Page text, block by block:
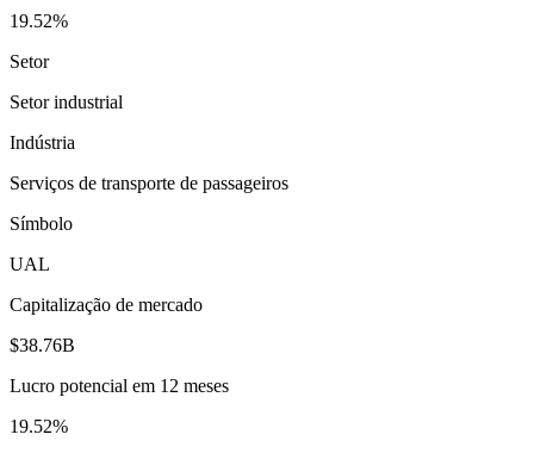
19.52%
Setor
Setor industrial
Indústria
Serviços de transporte de passageiros
Símbolo
UAL
Capitalização de mercado
$38.76B
Lucro potencial em 12 meses
19.52%